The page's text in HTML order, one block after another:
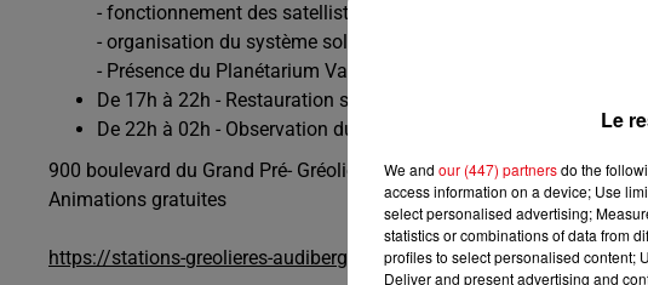
- fonctionnement des satellistes
- organisation du système solaire
- Présence du Planétarium Valery de Nice avec une observation
De 17h à 22h - Restauration sur place proposée par le Comité
De 22h à 02h - Observation du ciel étoilé
900 boulevard du Grand Pré- Gréolières
Animations gratuites
https://stations-greolieres-audibergue.com/
Le
We and our (447) partnersdo the
access information on a device; Use
select personalised advertising;
statistics or combinations of data from
profiles to select personalised content;
Deliver and present advertising and